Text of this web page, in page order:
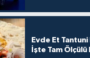
Evde Et Tantuni
İşte Tam